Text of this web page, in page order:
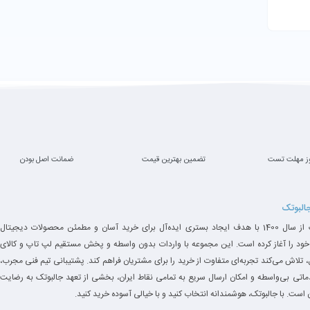
نگاه اول مقداری بالا به نظر برسد. اما وقتی که استحکام بالای لپ تاپ را مشاهده می
بودیم.
مهلت تست تضمین بهترین قیمت ضمانت اصل بودن
جالبوتک از سال 1400 با هدف ایجاد بستری ایده‌آل برای خرید آسان و مطمئن محصولات دیجیتال
را آغاز کرده است. این مجموعه با واردات بدون واسطه و پخش مستقیم لپ تاپ و کالای
تلاش می‌کند تجربه‌ای متفاوت از خرید را برای مشتریان فراهم کند. پشتیبانی تیم فنی مجرب،
بی‌واسطه و امکان ارسال سریع به تمامی نقاط ایران، بخشی از تعهد جالبوتک به رضایت
است. با جالبوتک، هوشمندانه انتخاب کنید و با خیالی آسوده خرید کنید.